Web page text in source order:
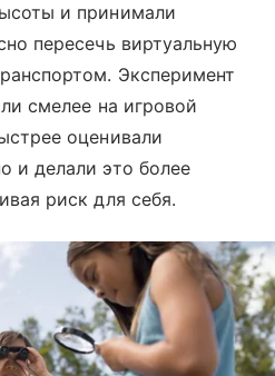
и принимали
пересечь виртуальную
Эксперимент
смелее на игровой
оценивали
и делали это более
риск для себя.